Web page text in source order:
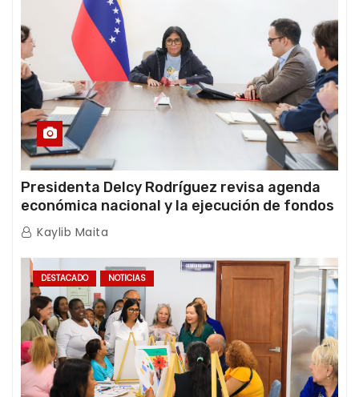
Presidenta Delcy Rodríguez revisa agenda
económica nacional y la ejecución de fondos
de emergencia post-sismos
Kaylib Maita
DESTACADO NOTICIAS